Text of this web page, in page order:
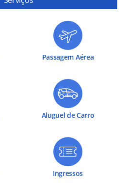
Passagem Aérea
Aluguel de Carro
Ingressos